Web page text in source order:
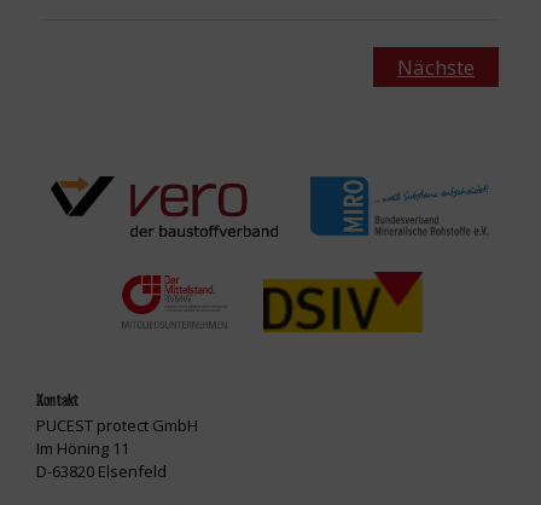
Nächste
Kontakt
PUCEST protect GmbH
Im Höning 11
D-63820 Elsenfeld